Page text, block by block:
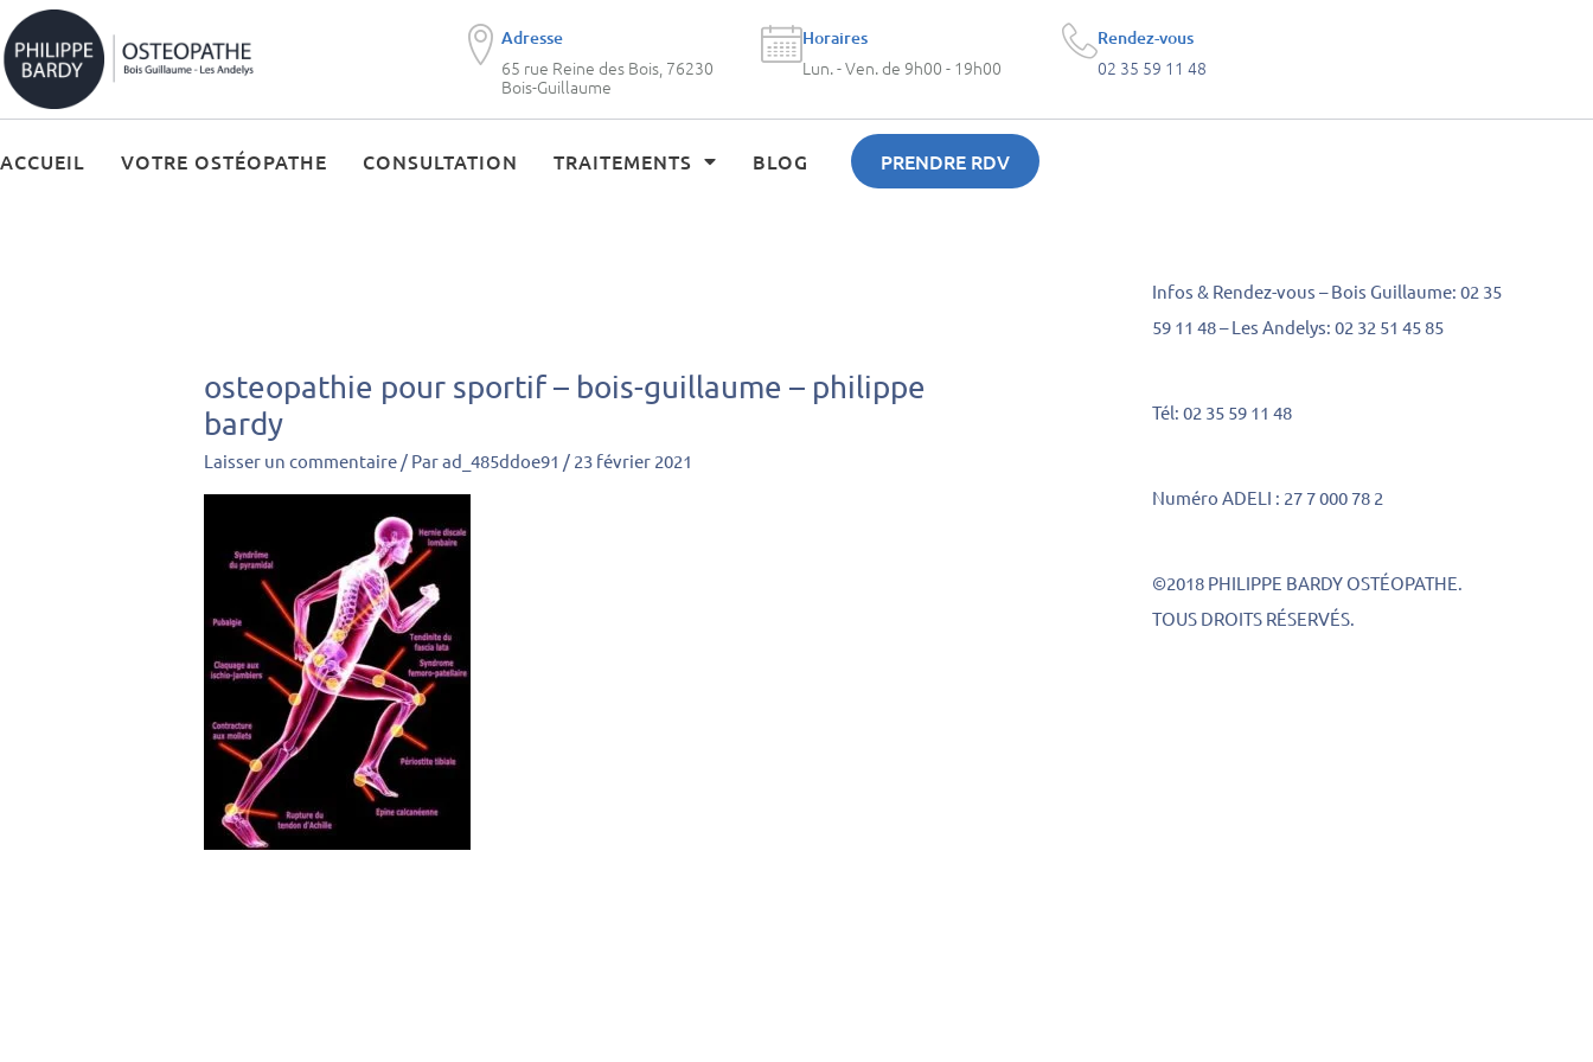
Aller
au
contenu
Adresse
65 rue Reine des Bois, 76230
Bois-Guillaume
Horaires
Lun. - Ven. de 9h00 - 19h00
Rendez-vous
02 35 59 11 48
ACCUEIL VOTRE OSTÉOPATHE CONSULTATION TRAITEMENTS BLOG PRENDRE RDV
osteopathie pour sportif – bois-guillaume – philippe
bardy
Laisser un commentaire / Parad_485ddoe91 / 23 février 2021
Infos & Rendez-vous – Bois Guillaume: 02 35
59 11 48 – Les Andelys: 02 32 51 45 85
Tél: 02 35 59 11 48
Numéro ADELI : 27 7 000 78 2
©2018 PHILIPPE BARDY OSTÉOPATHE.
TOUS DROITS RÉSERVÉS.